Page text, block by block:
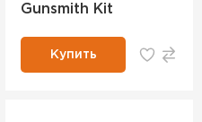
Gunsmith Kit
Купить